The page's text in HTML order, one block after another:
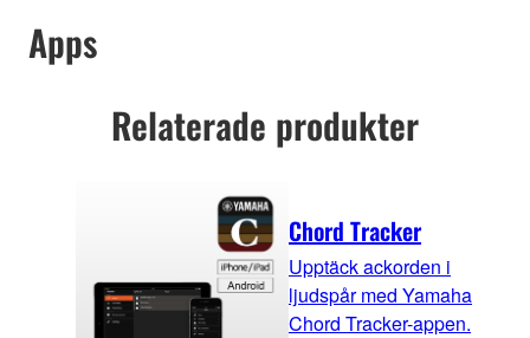
Apps
Relaterade produkter
Chord Tracker
Upptäck ackorden i
ljudspår med Yamaha
Chord Tracker-appen.